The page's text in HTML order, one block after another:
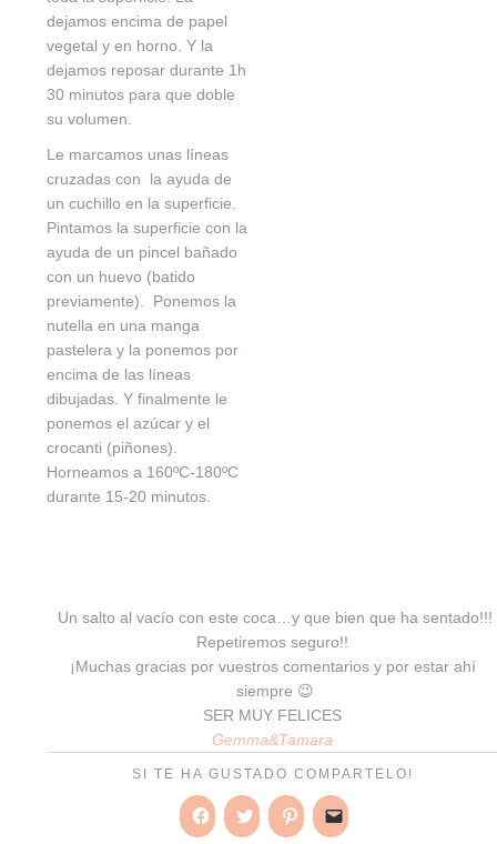
dejamos encima de papel
vegetal y en horno. Y la
dejamos reposar durante 1h
30 minutos para que doble
su volumen.
Le marcamos unas líneas
cruzadas con la ayuda de
un cuchillo en la superficie.
Pintamos la superficie con la
ayuda de un pincel bañado
con un huevo (batido
previamente). Ponemos la
nutella en una manga
pastelera y la ponemos por
encima de las líneas
dibujadas. Y finalmente le
ponemos el azúcar y el
crocanti (piñones).
Horneamos a 160ºC-180ºC
durante 15-20 minutos.
Un salto al vacío con este coca…y que bien que ha sentado!!!
Repetiremos seguro!!
¡Muchas gracias por vuestros comentarios y por estar ahí
siempre 😉
SER MUY FELICES
Gemma&Tamara
SI TE HA GUSTADO COMPARTELO!
Haz Haz Haz Haz